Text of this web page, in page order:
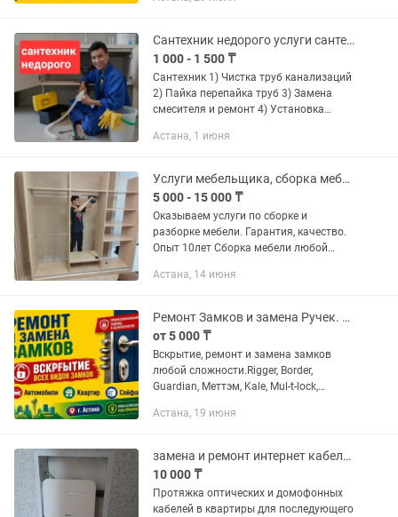
задержек. ✔ Квартирный переезд ✔
Сантехник недорого услуги сантехника прочистка труб канализаций трос
1 000 - 1 500 ₸
Сантехник 1) Чистка труб канализаций
2) Пайка перепайка труб 3) Замена
смесителя и ремонт 4) Установка
другое Обращайтесь
Астана, 1 июня
Услуги мебельщика, сборка мебели и разборка, услуги сборщика мастер плотник
5 000 - 15 000 ₸
Оказываем услуги по сборке и
разборке мебели. Гарантия, качество.
Опыт 10лет Сборка мебели любой
Кухонный гарнитур Спальный
Стеллаж итп А...
Астана, 14 июня
Ремонт Замков и замена Ручек. Установка замков, Вскрытие замков дверей
от 5 000 ₸
Вскрытие, ремонт и замена замков
любой сложности.Rigger, Border,
Guardian, Меттэм, Kale, Mul-t-lock,
или заменить замок, сердцевину,
Астана, 19 июня
замена и ремонт интернет кабеля протяжка оптических кабелей
10 000 ₸
Протяжка оптических и домофонных
кабелей в квартиры для последующего